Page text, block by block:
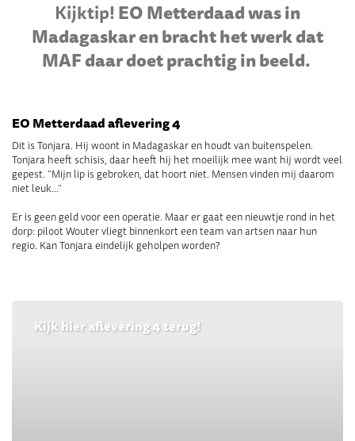
Kijktip!EO Metterdaad was in
Madagaskar en bracht het werk dat
MAF daar doet prachtig in beeld.
EO Metterdaad aflevering 4
Dit is Tonjara. Hij woont in Madagaskar en houdt van buitenspelen.
Tonjara heeft schisis, daar heeft hij het moeilijk mee want hij wordt veel
gepest. “Mijn lip is gebroken, dat hoort niet. Mensen vinden mij daarom
niet leuk…”
Er is geen geld voor een operatie. Maar er gaat een nieuwtje rond in het
dorp: piloot Wouter vliegt binnenkort een team van artsen naar hun
regio. Kan Tonjara eindelijk geholpen worden?
Kijk hier aflevering 4 terug!